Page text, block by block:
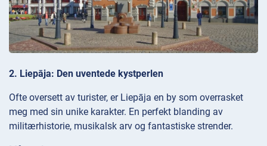
2. Liepāja: Den uventede kystperlen
Ofte oversett av turister, er Liepāja en by som overrasket
meg med sin unike karakter. En perfekt blanding av
militærhistorie, musikalsk arv og fantastiske strender.